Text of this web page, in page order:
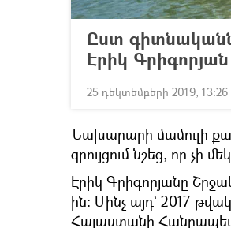
Ըստ
Էրիկ Գրիգորյան
25 դեկտեմբերի 2019, 13:26
Նախարարի մամուլի
զրույցում նշեց, որ չի
Էրիկ Գրիգորյանը
ին։ Մինչ այդ` 2017
Հայաստանի